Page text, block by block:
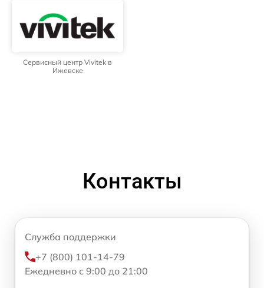
Сервисный центр Vivitek в
Ижевске
Контакты
Служба поддержки
+7 (800) 101-14-79
Ежедневно с 9:00 до 21:00